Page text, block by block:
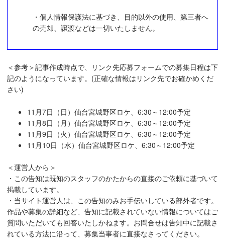
・個人情報保護法に基づき、目的以外の使用、第三者へ
の売却、譲渡などは一切いたしません。
＜参考＞記事作成時点で、リンク先応募フォームでの募集日程は下
記のようになっています。(正確な情報はリンク先でお確かめくだ
さい)
11月7日（日）仙台宮城野区ロケ、6:30～12:00予定
11月8日（月）仙台宮城野区ロケ、6:30～12:00予定
11月9日（火）仙台宮城野区ロケ、6:30～12:00予定
11月10日（水）仙台宮城野区ロケ、6:30～12:00予定
＜運営人から＞
・この告知は既知のスタッフのかたからの直接のご依頼に基づいて
掲載しています。
・当サイト運営人は、この告知のみお手伝いしている部外者です。
作品や募集の詳細など、告知に記載されていない情報についてはご
質問いただいても回答いたしかねます。お問合せは告知中に記載さ
れている方法に沿って、募集当事者に直接なさってください。